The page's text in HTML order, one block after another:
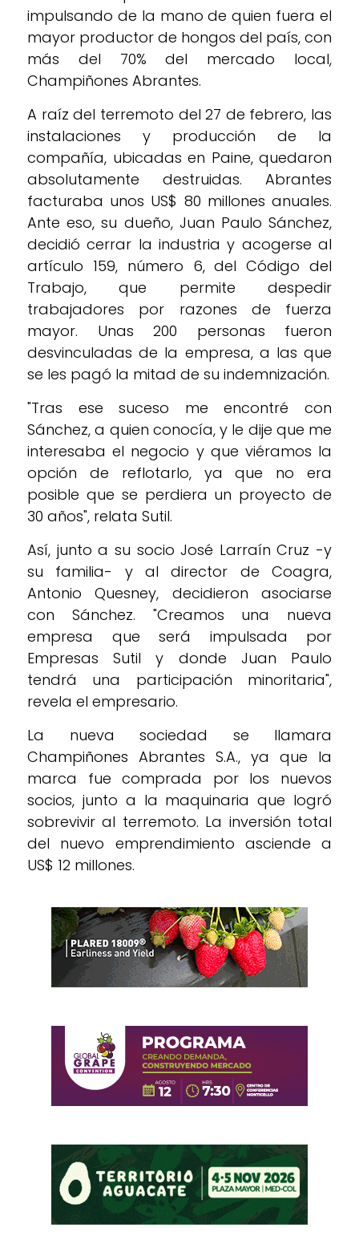
impulsando de la mano de quien fuera el
mayor productor de hongos del país, con
más del 70% del mercado local,
Champiñones Abrantes.
A raíz del terremoto del 27 de febrero, las
instalaciones y producción de la
compañía, ubicadas en Paine, quedaron
absolutamente destruidas. Abrantes
facturaba unos US$ 80 millones anuales.
Ante eso, su dueño, Juan Paulo Sánchez,
decidió cerrar la industria y acogerse al
artículo 159, número 6, del Código del
Trabajo, que permite despedir
trabajadores por razones de fuerza
mayor. Unas 200 personas fueron
desvinculadas de la empresa, a las que
se les pagó la mitad de su indemnización.
"Tras ese suceso me encontré con
Sánchez, a quien conocía, y le dije que me
interesaba el negocio y que viéramos la
opción de reflotarlo, ya que no era
posible que se perdiera un proyecto de
30 años", relata Sutil.
Así, junto a su socio José Larraín Cruz -y
su familia- y al director de Coagra,
Antonio Quesney, decidieron asociarse
con Sánchez. "Creamos una nueva
empresa que será impulsada por
Empresas Sutil y donde Juan Paulo
tendrá una participación minoritaria",
revela el empresario.
La nueva sociedad se llamara
Champiñones Abrantes S.A., ya que la
marca fue comprada por los nuevos
socios, junto a la maquinaria que logró
sobrevivir al terremoto. La inversión total
del nuevo emprendimiento asciende a
US$ 12 millones.